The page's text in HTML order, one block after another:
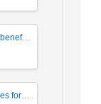
Investigating the environmental benefits and economics of integrated pest management (IPM)
Investigation of effective strategies for the sustainable management of water depth and level in Anzali wetland with emphasis on preventive and restorative approaches